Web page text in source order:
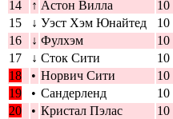
14
↑ Астон Вилла 10
15
↓ Уэст Хэм Юнайтед 10
16
↓ Фулхэм 10
17
↓ Сток Сити 10
18
• Норвич Сити 10
19
• Сандерленд 10
20
• Кристал Пэлас 10